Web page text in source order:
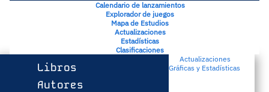
Calendario de lanzamientos
Explorador de juegos
Mapa de Estudios
Actualizaciones
Estadísticas
Clasificaciones
Libros
Autores
Actualizaciones
Gráficas y Estadísticas